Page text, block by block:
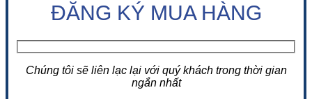
ĐĂNG KÝ MUA HÀNG
Chúng tôi sẽ liên lạc lại với quý khách trong thời gian
ngắn nhất